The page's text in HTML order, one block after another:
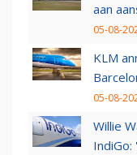
aan
05-08-
KLM
05-08-
Willie